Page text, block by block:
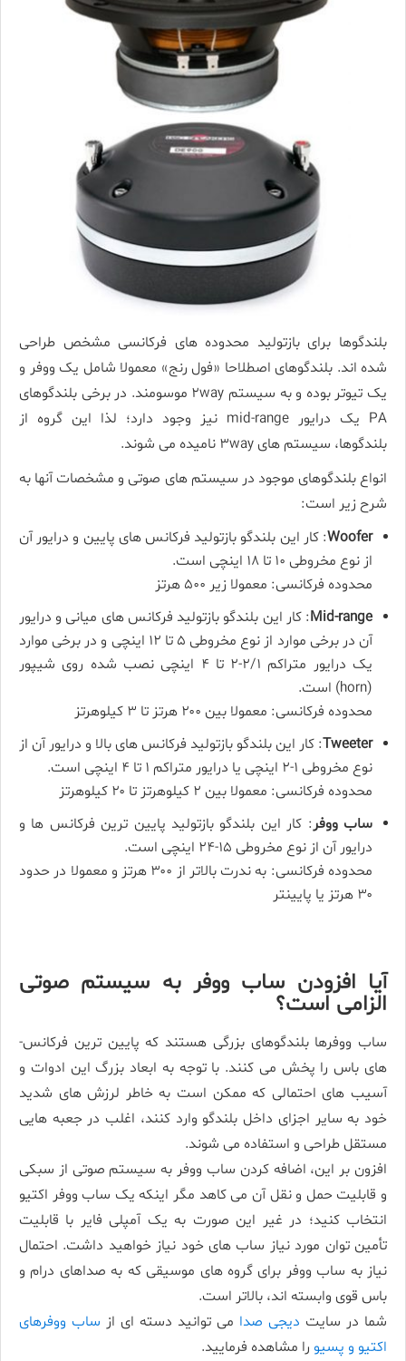
بلندگوها برای بازتولید محدوده­ های فرکانسی مشخص طراحی
شده­ اند. بلندگوهای اصطلاحا «فول رنج» معمولا شامل یک ووفر و
یک تیوتر بوده و به سیستم ۲way موسومند. در برخی بلندگوهای
PA یک درایور mid-range نیز وجود دارد؛ لذا این گروه از
بلندگوها، سیستم ­های ۳way نامیده می­ شوند.
انواع بلندگوهای موجود در سیستم­ های صوتی و مشخصات آن­ها به
شرح زیر است:
Woofer: کار این بلندگو بازتولید فرکانس­ های پایین و درایور آن
از نوع مخروطی ۱۰ تا ۱۸ اینچی است.
محدوده فرکانسی: معمولا زیر ۵۰۰ هرتز
Mid-range: کار این بلندگو بازتولید فرکانس­ های میانی و درایور
آن در برخی موارد از نوع مخروطی ۵ تا ۱۲ اینچی و در برخی موارد
یک درایور متراکم ۲/۱-۲ تا ۴ اینچی نصب شده روی شیپور
(horn) است.
محدوده فرکانسی: معمولا بین ۲۰۰ هرتز تا ۳ کیلوهرتز
Tweeter: کار این بلندگو بازتولید فرکانس­ های بالا و درایور آن از
نوع مخروطی ۱-۲ اینچی یا درایور متراکم ۱ تا ۴ اینچی است.
محدوده فرکانسی: معمولا بین ۲ کیلوهرتز تا ۲۰ کیلوهرتز
ساب ووفر: کار این بلندگو بازتولید پایین­ ترین فرکانس­ ها و
درایور آن از نوع مخروطی ۱۵-۲۴ اینچی است.
محدوده فرکانسی: به ندرت بالاتر از ۳۰۰ هرتز و معمولا در حدود
۳۰ هرتز یا پایین­تر
آیا افزودن ساب ووفر به سیستم صوتی
الزامی است؟
ساب­ ووفرها بلندگوهای بزرگی هستند که پایین­ ترین فرکانس­
های باس را پخش می­ کنند. با توجه به ابعاد بزرگ این ادوات و
آسیب­ های احتمالی که ممکن است به خاطر لرزش­ های شدید
خود به سایر اجزای داخل بلندگو وارد کنند، اغلب در جعبه هایی
مستقل طراحی و استفاده می شوند.
افزون بر این، اضافه کردن ساب­ ووفر به سیستم صوتی از سبکی
و قابلیت حمل­ و نقل آن می­ کاهد مگر اینکه یک ساب­ ووفر اکتیو
انتخاب کنید؛ در غیر این صورت به یک آمپلی فایر با قابلیت
تأمین توان مورد نیاز ساب­ های خود نیاز خواهید داشت. احتمال
نیاز به ساب­ ووفر برای گروه­ های موسیقی که به صداهای درام و
باس قوی وابسته اند، بالاتر است.
شما در سایت دیجی صدا می توانید دسته ای از ساب­ ووفرهای
اکتیو و پسیو را مشاهده فرمایید.